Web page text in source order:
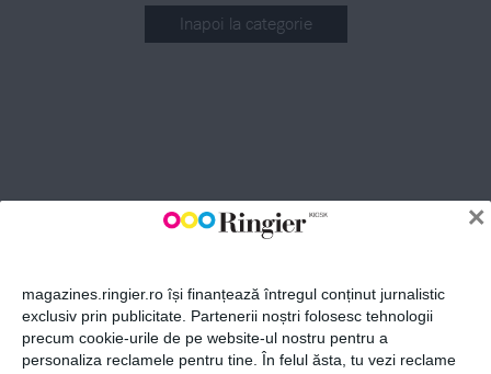
×
magazines.ringier.ro își finanțează întregul conținut jurnalistic
exclusiv prin publicitate. Partenerii noștri folosesc tehnologii
precum cookie-urile de pe website-ul nostru pentru a
personaliza reclamele pentru tine. În felul ăsta, tu vezi reclame
Inapoi la categorie
ABONEAZĂ-TE